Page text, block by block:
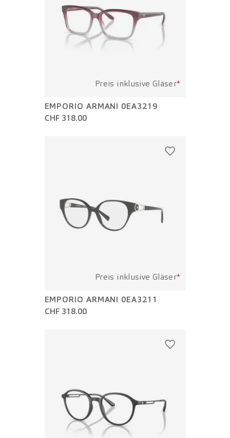
Preis inklusive Gläser*
EMPORIO ARMANI 0EA3219
CHF 318.00
Preis inklusive Gläser*
EMPORIO ARMANI 0EA3211
CHF 318.00